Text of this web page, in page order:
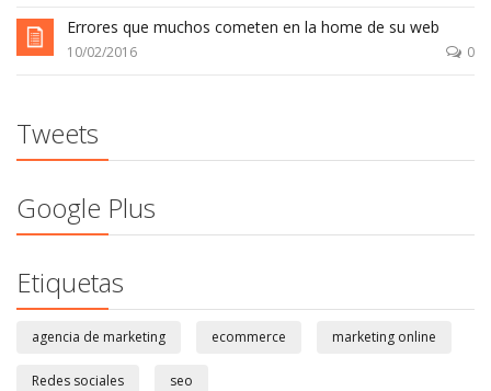
Errores que muchos cometen en la home de su web
10/02/2016 0
Tweets
Google Plus
Etiquetas
agencia de marketing ecommerce marketing online
Redes sociales seo